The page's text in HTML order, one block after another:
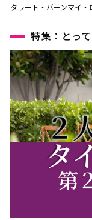
タラート・バーンマイ
特集：とっ